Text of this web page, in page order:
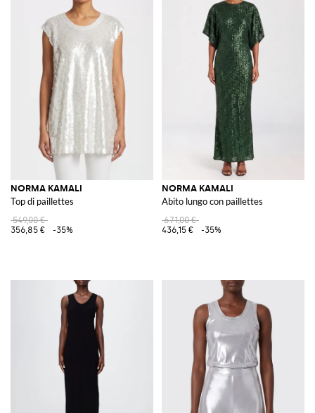
NORMA KAMALI
Top di paillettes
549,00 €
356,85 €
-35%
NORMA KAMALI
Abito lungo con paillettes
671,00 €
436,15 €
-35%